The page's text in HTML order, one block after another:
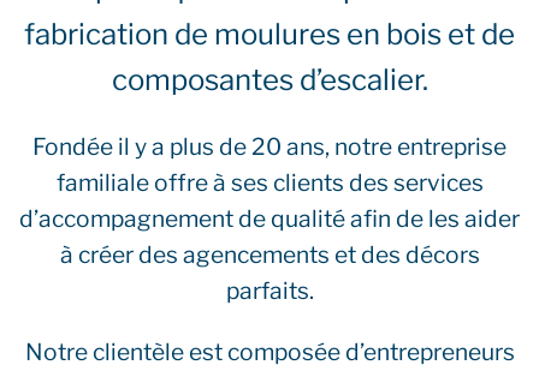
fabrication de moulures en bois et de
composantes d’escalier.
Fondée il y a plus de 20 ans, notre entreprise
familiale offre à ses clients des services
d’accompagnement de qualité afin de les aider
à créer des agencements et des décors
parfaits.
Notre clientèle est composée d’entrepreneurs